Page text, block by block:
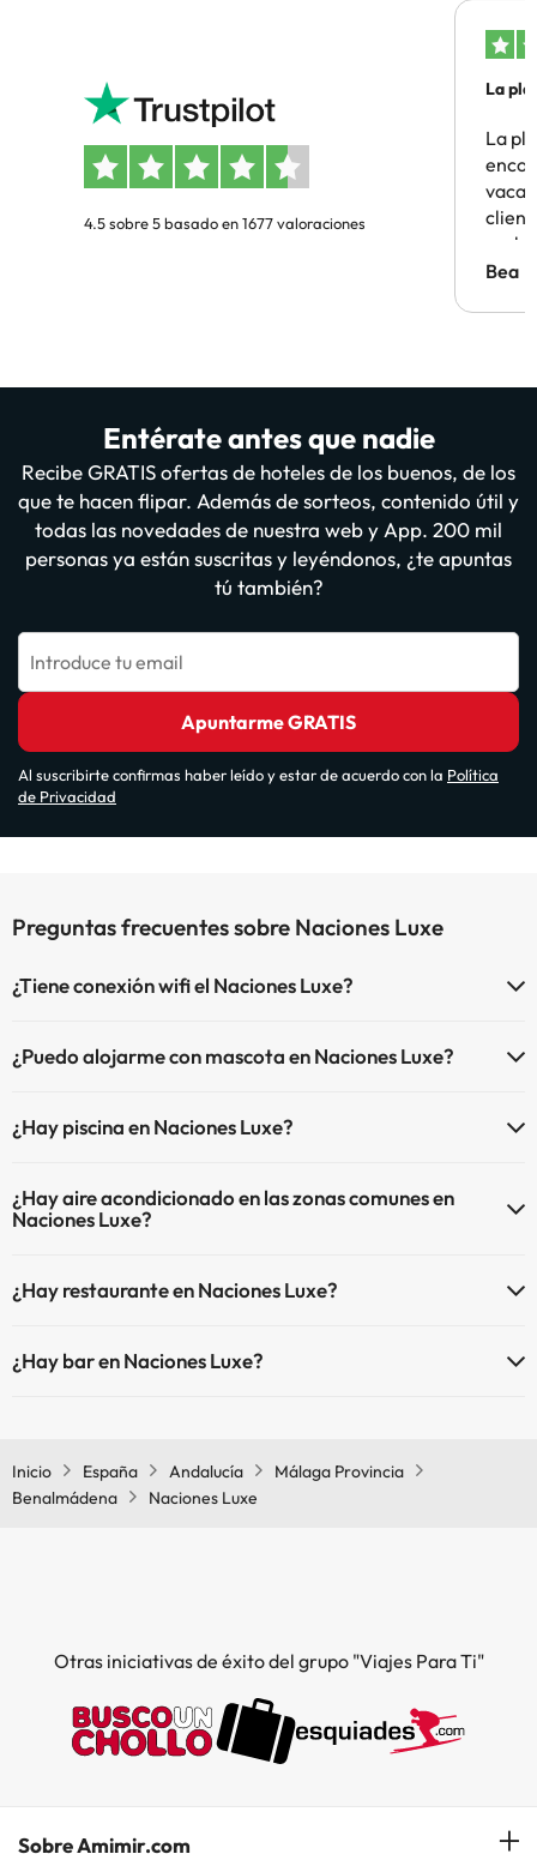
4.5 sobre 5 basado en 1677 valoraciones
La
La
Bea
Entérate antes que nadie
Recibe GRATIS ofertas de hoteles de los buenos, de los
que te hacen flipar. Además de sorteos, contenido útil y
todas las novedades de nuestra web y App. 200 mil
personas ya están suscritas y leyéndonos, ¿te apuntas
tú también?
Introduce tu email
Apuntarme GRATIS
Al suscribirte confirmas haber leído y estar de acuerdo con la Política
de Privacidad
Preguntas frecuentes sobre Naciones Luxe
¿Tiene conexión wifi el Naciones Luxe?
¿Puedo alojarme con mascota en Naciones Luxe?
¿Hay piscina en Naciones Luxe?
Aquí tienes más info sobre la piscina y otras instalaciones.
¿Hay aire acondicionado en las zonas comunes en
Naciones Luxe?
¿Hay restaurante en Naciones Luxe?
¿Hay bar en Naciones Luxe?
Inicio España Andalucía
Málaga Provincia
Benalmádena
Naciones Luxe
Otras iniciativas de éxito del grupo "Viajes Para Ti"
Sobre Amimir.com